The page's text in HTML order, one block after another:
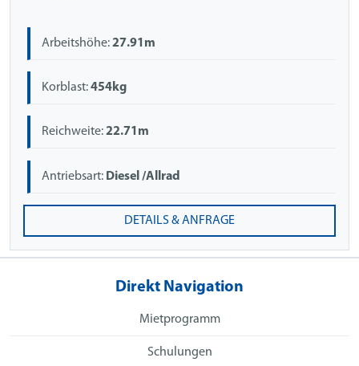
Arbeitshöhe:27.91m
Korblast:454kg
Reichweite:22.71m
Antriebsart: Diesel /Allrad
DETAILS & ANFRAGE
Direkt Navigation
Mietprogramm
Schulungen